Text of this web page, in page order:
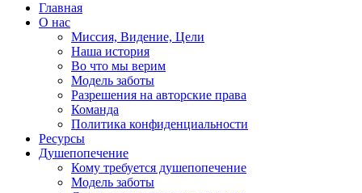
Главная
О нас
Миссия, Видение, Цели
Наша история
Во что мы верим
Модель заботы
Разрешения на авторские права
Команда
Политика конфиденциальности
Ресурсы
Душепопечение
Кому требуется душепопечение
Модель заботы